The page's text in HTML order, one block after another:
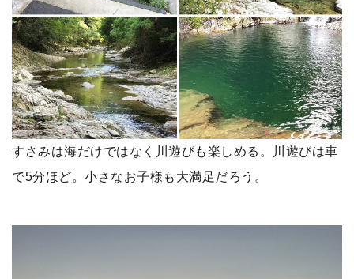
すさみは海だけではなく川遊びも楽しめる。川遊びは車
で5分ほど。小さなお子様も大満足だろう。